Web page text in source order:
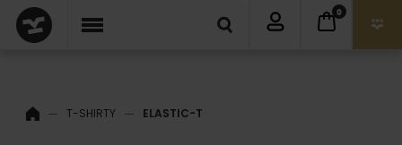
0
T-SHIRTY ELASTIC-T